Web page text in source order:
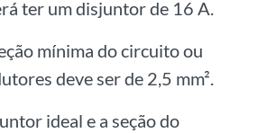
ter um disjuntor de 16 A.
mínima do circuito ou
deve ser de 2,5 mm².
ideal e a seção do